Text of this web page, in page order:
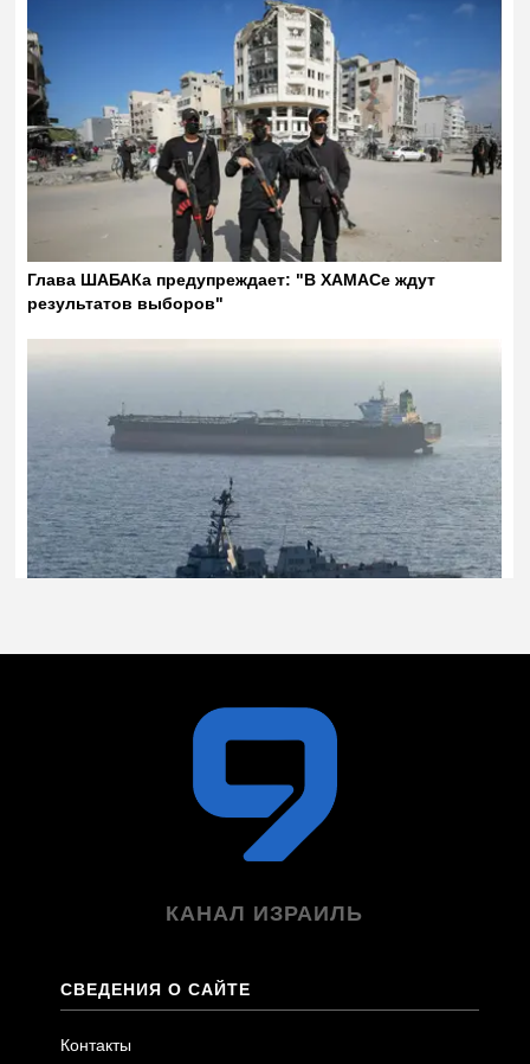
КАНАЛ ИЗРАИЛЬ
СВЕДЕНИЯ О САЙТЕ
Контакты